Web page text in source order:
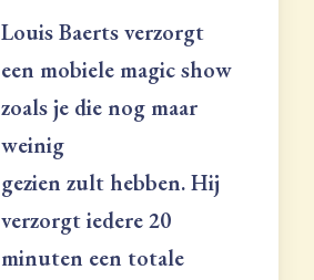
Louis Baerts verzorgt
een mobiele magic show
zoals je die nog maar
weinig
gezien zult hebben. Hij
verzorgt iedere 20
minuten een totale